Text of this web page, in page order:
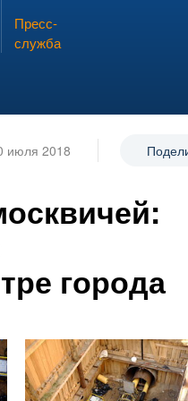
104
Пресс-
служба
июля 2018
города